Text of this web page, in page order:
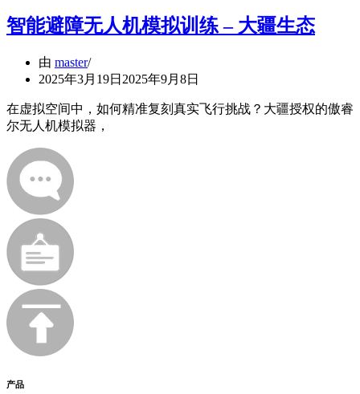
智能避障无人机模拟训练 – 大疆生态
由 master
2025年3月19日 2025年9月8日
在虚拟空间中，如何精准复刻真实飞行挑战？大疆授权的傲睿
尔无人机模拟器，
产品